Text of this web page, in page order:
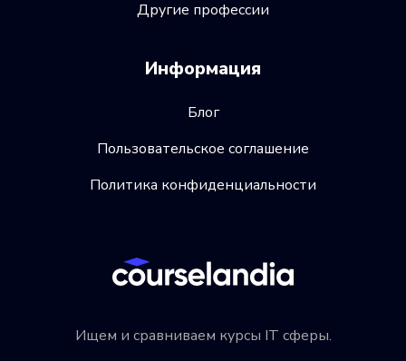
Ищем и сравниваем курсы IT сферы.
Другие профессии
Информация
Блог
Пользовательское соглашение
Политика конфиденциальности